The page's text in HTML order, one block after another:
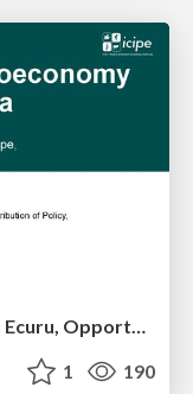
Bioeconomy Workshop: Dr. Julius Ecuru, Opportunities for a Bioeconomy in West Africa
1 190